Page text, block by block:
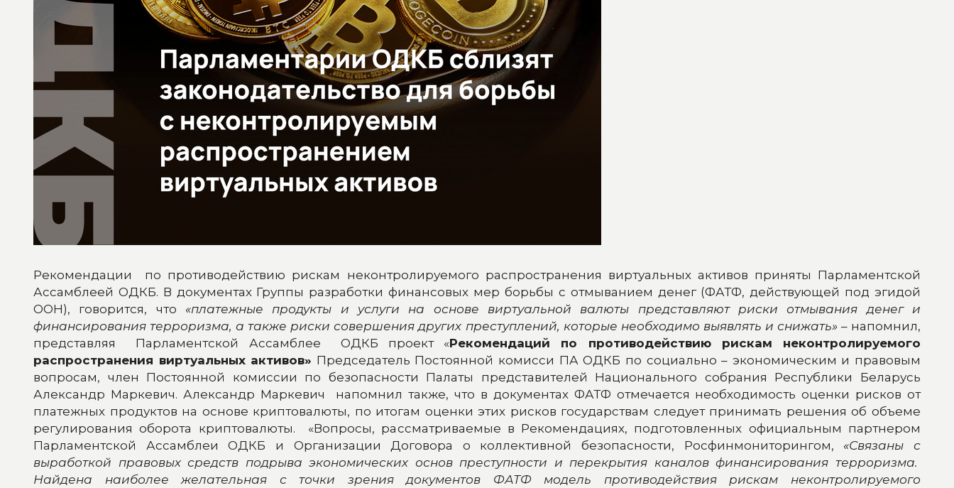
Рекомендации по противодействию рискам неконтролируемого распространения виртуальных активов приняты Парламентской
Ассамблеей ОДКБ. В документах Группы разработки финансовых мер борьбы с отмыванием денег (ФАТФ, действующей под эгидой
ООН), говорится, что «платежные продукты и услуги на основе виртуальной валюты представляют риски отмывания денег и
финансирования терроризма, а также риски совершения других преступлений, которые необходимо выявлять и снижать»– напомнил,
представляя Парламентской Ассамблее ОДКБ проект «Рекомендаций по противодействию рискам неконтролируемого
распространения виртуальных активов» Председатель Постоянной комисси ПА ОДКБ по социально – экономическим и правовым
вопросам, член Постоянной комиссии по безопасности Палаты представителей Национального собрания Республики Беларусь
Александр Маркевич. Александр Маркевич напомнил также, что в документах ФАТФ отмечается необходимость оценки рисков от
платежных продуктов на основе криптовалюты, по итогам оценки этих рисков государствам следует принимать решения об объеме
регулирования оборота криптовалюты. «Вопросы, рассматриваемые в Рекомендациях, подготовленных официальным партнером
Парламентской Ассамблеи ОДКБ и Организации Договора о коллективной безопасности, Росфинмониторингом, «Связаны с
выработкой правовых средств подрыва экономических основ преступности и перекрытия каналов финансирования терроризма.
Найдена наиболее желательная с точки зрения документов ФАТФ модель противодействия рискам неконтролируемого